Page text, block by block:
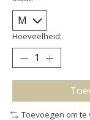
Hoeveelheid:
Toevoegen om te